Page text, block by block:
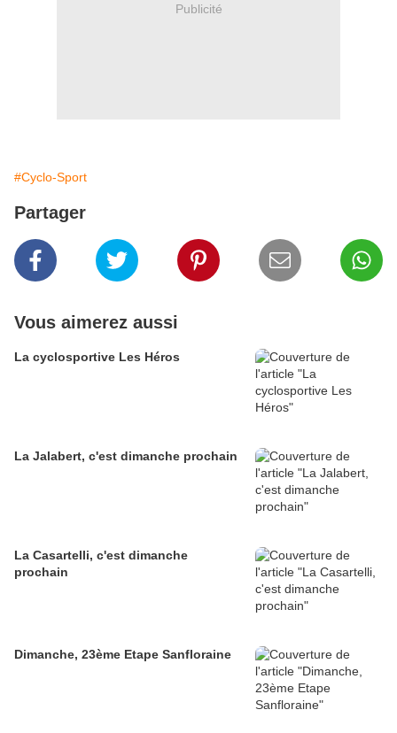
Publicité
#Cyclo-Sport
Partager
Vous aimerez aussi
La cyclosportive Les Héros
La Jalabert, c'est dimanche prochain
La Casartelli, c'est dimanche
prochain
Dimanche, 23ème Etape Sanfloraine